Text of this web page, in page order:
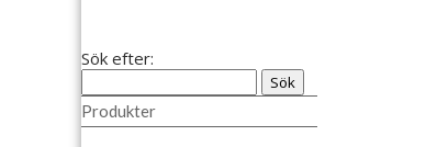
Sök efter:
Produkter